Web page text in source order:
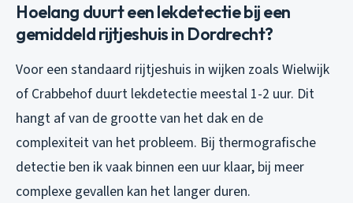
Hoelang duurt een lekdetectie bij een
gemiddeld rijtjeshuis in Dordrecht?
Voor een standaard rijtjeshuis in wijken zoals Wielwijk
of Crabbehof duurt lekdetectie meestal 1-2 uur. Dit
hangt af van de grootte van het dak en de
complexiteit van het probleem. Bij thermografische
detectie ben ik vaak binnen een uur klaar, bij meer
complexe gevallen kan het langer duren.